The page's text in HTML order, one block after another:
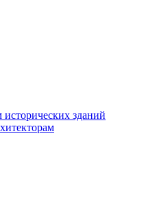
исторических зданий